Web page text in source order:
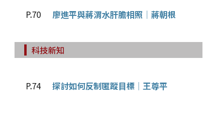
P.70 廖進平與蔣渭水肝膽相照│蔣朝根
科技新知
P.74 探討如何反制匿蹤目標│王尊平